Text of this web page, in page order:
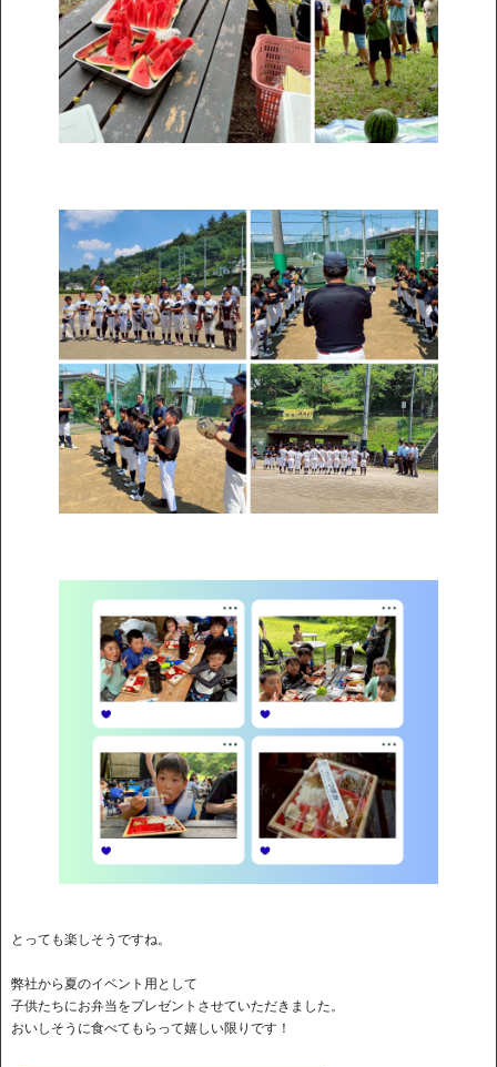
とっても楽しそうですね。
弊社から夏のイベント用として
子供たちにお弁当をプレゼントさせていただきました。
おいしそうに食べてもらって嬉しい限りです！